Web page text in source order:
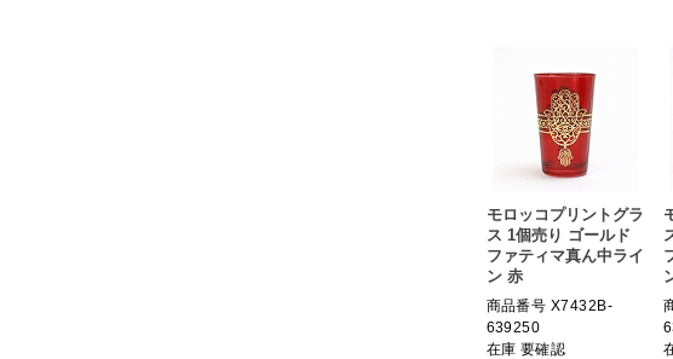
モロッコプリントグラ
ス 1個売り ゴールド
ファティマ真ん中ライ
ン 赤
商品番号 X7432B-
639250
在庫 要確認